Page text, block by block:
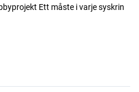
Ett måste i varje syskrin